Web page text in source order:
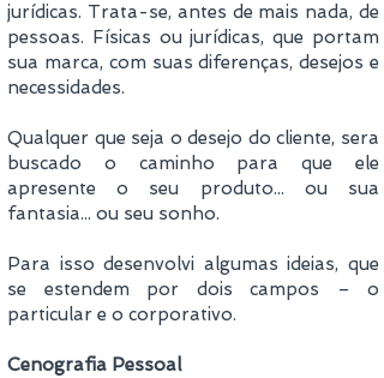
jurídicas. Trata-se, antes de mais nada, de
pessoas. Físicas ou jurídicas, que portam
sua marca, com suas diferenças, desejos e
necessidades.
Qualquer que seja o desejo do cliente, sera
buscado o caminho para que ele
apresente o seu produto... ou sua
fantasia... ou seu sonho.
Para isso desenvolvi algumas ideias, que
se estendem por dois campos – o
particular e o corporativo.
Cenografia Pessoal